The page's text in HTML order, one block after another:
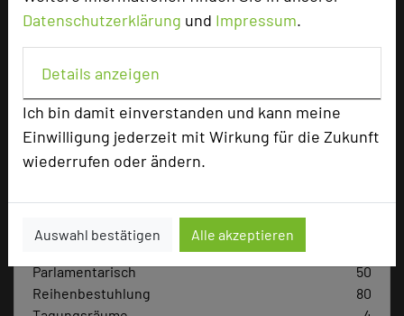
Datenschutzerklärung und Impressum.
Details anzeigen
Ich bin damit einverstanden und kann meine
Einwilligung jederzeit mit Wirkung für die Zukunft
wiederrufen oder ändern.
Auswahl bestätigen Alle akzeptieren
Hotel bewerten
Hoteldaten
Max. Tagungskapazität (Personen)
Parlamentarisch
50
Reihenbestuhlung
80